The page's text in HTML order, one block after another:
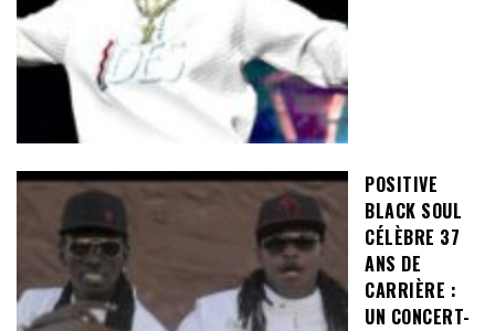
POSITIVE
BLACK SOUL
CÉLÈBRE 37
ANS DE
CARRIÈRE :
UN CONCERT-